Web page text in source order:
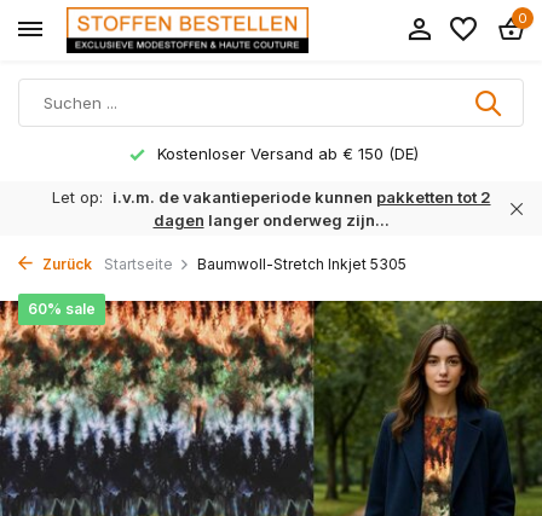
0
Kostenloser Versand ab € 150 (DE)
Let op: i.v.m. de vakantieperiode kunnen pakketten tot 2
dagen langer onderweg zijn...
Zurück Startseite Baumwoll-Stretch Inkjet 5305
60% sale